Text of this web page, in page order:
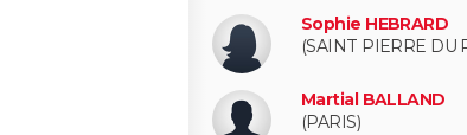
Sophie HEBRARD
(SAINT PIERRE DU
Martial BALLAND
(PARIS)